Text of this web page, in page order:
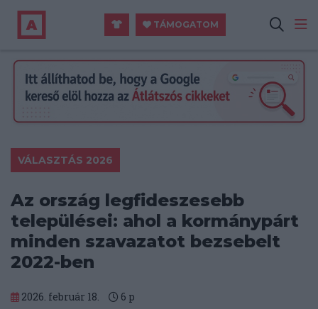
TÁMOGATOM
VÁLASZTÁS 2026
Az ország legfideszesebb
települései: ahol a kormánypárt
minden szavazatot bezsebelt
2022-ben
2026. február 18. 6 p